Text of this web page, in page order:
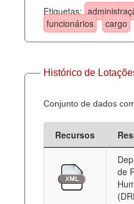
Agenda
Perguntas frequentes
Contato
Etiquetas:
funcionários
cargo
Histórico de
Conjunto de dados
Recursos
de